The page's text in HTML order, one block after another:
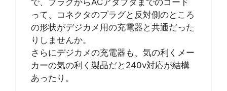
って、コネクタのプラグと反対側のところ
の形状がデジカメ用の充電器と共通だった
りしませんか。
さらにデジカメの充電器も、気の利くメー
カーの気の利く製品だと240v対応が結構
あったり。